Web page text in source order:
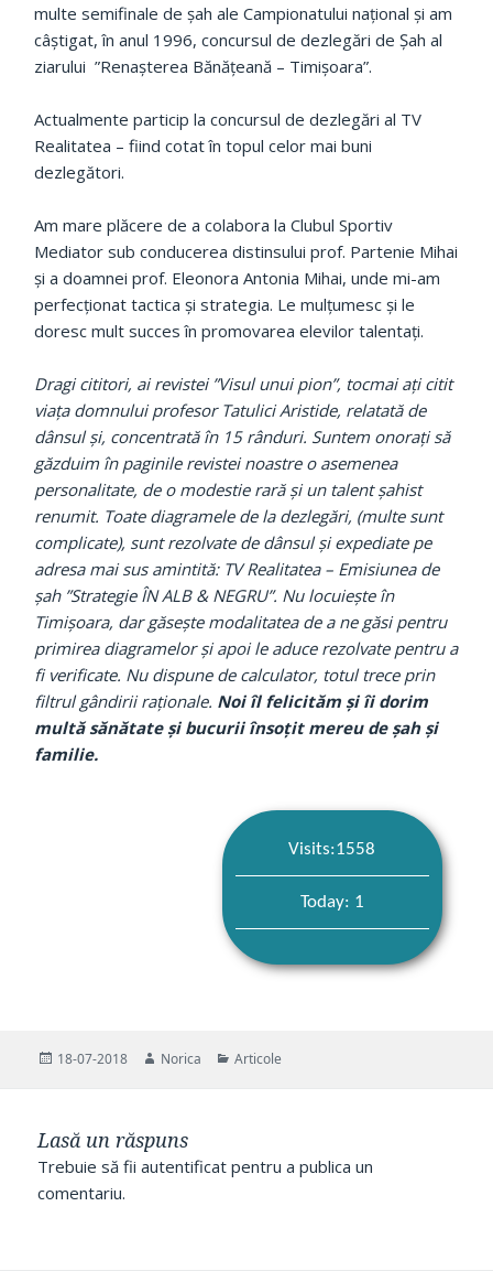
multe semifinale de șah ale Campionatului național și am
câștigat, în anul 1996, concursul de dezlegări de Șah al
ziarului ”Renașterea Bănățeană – Timișoara”.
Actualmente particip la concursul de dezlegări al TV
Realitatea – fiind cotat în topul celor mai buni
dezlegători.
Am mare plăcere de a colabora la Clubul Sportiv
Mediator sub conducerea distinsului prof. Partenie Mihai
și a doamnei prof. Eleonora Antonia Mihai, unde mi-am
perfecționat tactica și strategia. Le mulțumesc și le
doresc mult succes în promovarea elevilor talentați.
Dragi cititori, ai revistei ”Visul unui pion”, tocmai ați citit
viața domnului profesor Tatulici Aristide, relatată de
dânsul și, concentrată în 15 rânduri. Suntem onorați să
găzduim în paginile revistei noastre o asemenea
personalitate, de o modestie rară și un talent șahist
renumit. Toate diagramele de la dezlegări, (multe sunt
complicate), sunt rezolvate de dânsul și expediate pe
adresa mai sus amintită: TV Realitatea – Emisiunea de
șah ”Strategie ÎN ALB & NEGRU”. Nu locuiește în
Timișoara, dar găsește modalitatea de a ne găsi pentru
primirea diagramelor și apoi le aduce rezolvate pentru a
fi verificate. Nu dispune de calculator, totul trece prin
filtrul gândirii raționale. Noi îl felicităm și îi dorim
multă sănătate și bucurii însoțit mereu de șah și
familie.
Visits:1558
Today: 1
Publicat
18-07-2018 Autor
Norica Categorii
Articole
Lasă un răspuns
Trebuie să fiiautentificat pentru a publica un
comentariu.